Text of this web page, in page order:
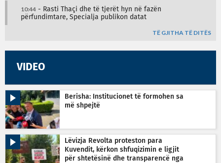
10:44 - Rasti Thaçi dhe të tjerët hyn në fazën
përfundimtare, Specialja publikon datat
TË GJITHA TË DITËS
VIDEO
Berisha: Institucionet të formohen sa
më shpejtë
Lëvizja Revolta proteston para
Kuvendit, kërkon shfuqizimin e ligjit
për shtetësinë dhe transparencë nga